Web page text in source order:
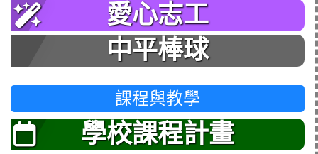
愛心志工
中平棒球
課程與教學
學校課程計畫